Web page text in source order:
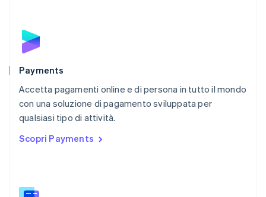
Payments
Accetta pagamenti online e di persona in tutto il mondo
con una soluzione di pagamento sviluppata per
qualsiasi tipo di attività.
Scopri Payments
Polonia
English
Português
English简体中文
Regno Unito
English
English
English